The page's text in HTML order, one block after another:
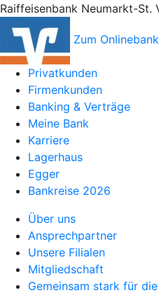
Raiffeisenbank Neumarkt-St.
Zum
Privatkunden
Firmenkunden
Banking & Verträge
Meine Bank
Karriere
Lagerhaus
Egger
Bankreise 2026
Über uns
Ansprechpartner
Unsere Filialen
Mitgliedschaft
Gemeinsam stark für